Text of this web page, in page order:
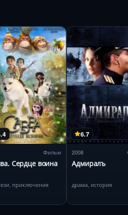
Фильм
Сердце воина
приключения
6.7
2008
Адмиралъ
драма, история